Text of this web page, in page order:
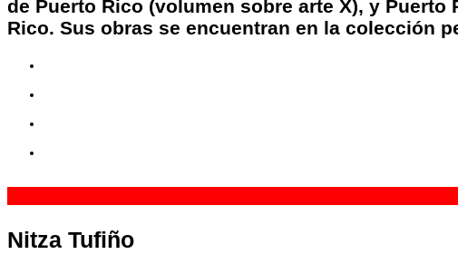
de Puerto Rico (volumen sobre arte X), y
Rico. Sus obras se encuentran en la colección
Nitza Tufiño